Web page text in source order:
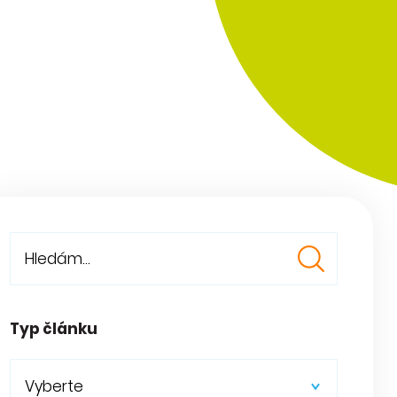
Typ článku
Vyberte